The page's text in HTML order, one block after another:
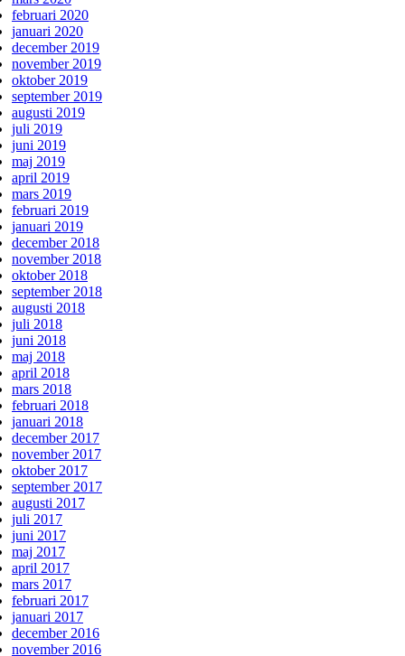
februari 2020
januari 2020
december 2019
november 2019
oktober 2019
september 2019
augusti 2019
juli 2019
juni 2019
maj 2019
april 2019
mars 2019
februari 2019
januari 2019
december 2018
november 2018
oktober 2018
september 2018
augusti 2018
juli 2018
juni 2018
maj 2018
april 2018
mars 2018
februari 2018
januari 2018
december 2017
november 2017
oktober 2017
september 2017
augusti 2017
juli 2017
juni 2017
maj 2017
april 2017
mars 2017
februari 2017
januari 2017
december 2016
november 2016